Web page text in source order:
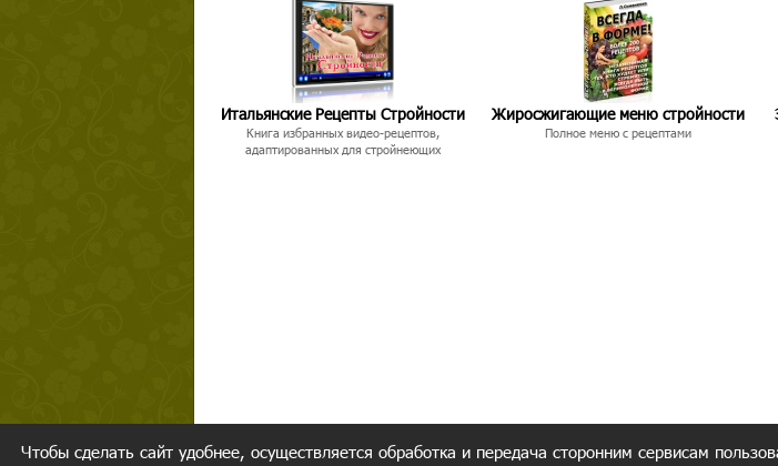
Итальянские Рецепты Стройности
Книга избранных видео-рецептов,
адаптированных для стройнеющих
Жиросжигающие меню стройности
Полное меню с рецептами
Чтобы сделать сайт удобнее, осуществляется обработка и передача сторонним сервисам